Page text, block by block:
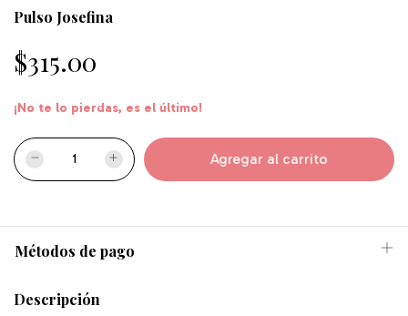
Pulso Josefina
$315.00
¡No te lo pierdas, es el último!
Métodos de pago
Descripción